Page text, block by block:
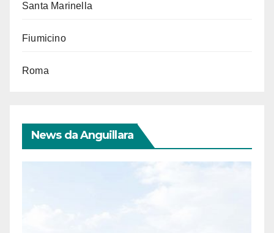
Santa Marinella
Fiumicino
Roma
News da Anguillara